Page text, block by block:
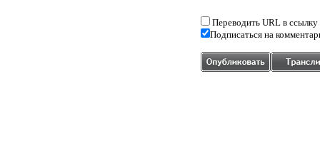
Переводить URL в ссылку
Подписаться на